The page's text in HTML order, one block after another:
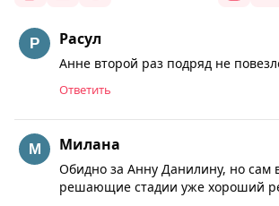
Расул
Анне второй раз подряд не
Ответить
Милана
Обидно за Анну Данилину, но сам
решающие стадии уже хороший